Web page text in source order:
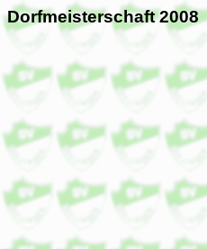
Dorfmeisterschaft 2008